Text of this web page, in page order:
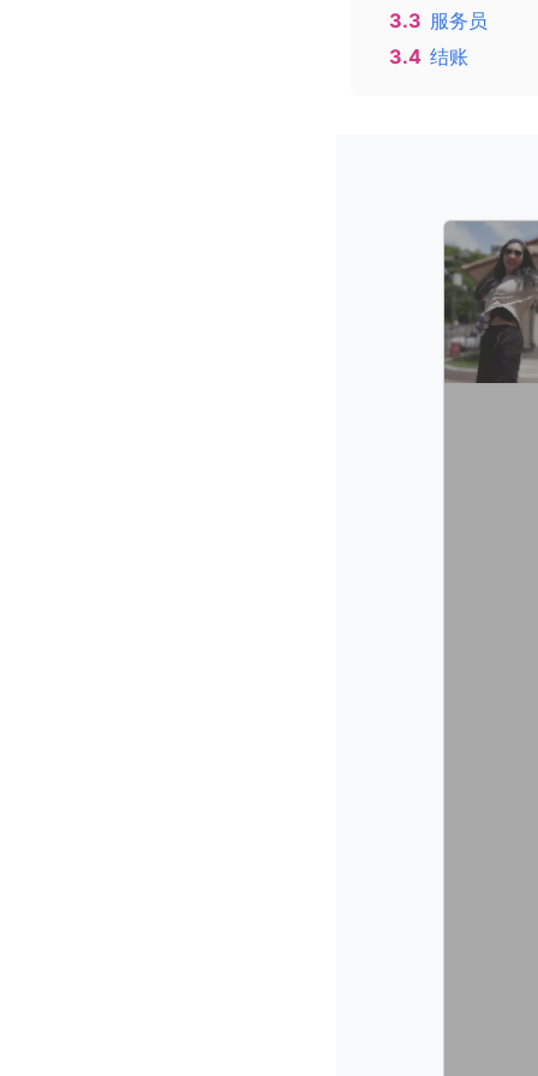
3.3 服务员
3.4 结账